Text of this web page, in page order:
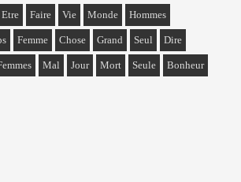
Etre Faire Vie Monde Hommes
Femme Chose Grand Seul Dire
Mal Jour Mort Seule Bonheur